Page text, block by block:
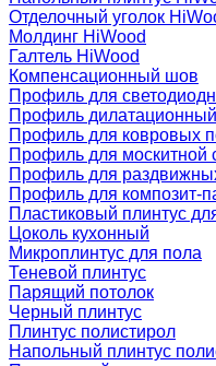
Отделочный уголок
Молдинг HiWood
Галтель HiWood
Компенсационный шов
Профиль для
Профиль дилатационный
Профиль для ковровых
Профиль для москитной
Профиль для
Профиль для композит-
Пластиковый плинтус
Цоколь кухонный
Микроплинтус для пола
Теневой плинтус
Парящий потолок
Черный плинтус
Плинтус полистирол
Напольный плинтус